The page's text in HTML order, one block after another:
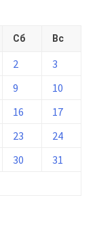
Сб Вс
2
3
9
10
16
17
23
24
30 31